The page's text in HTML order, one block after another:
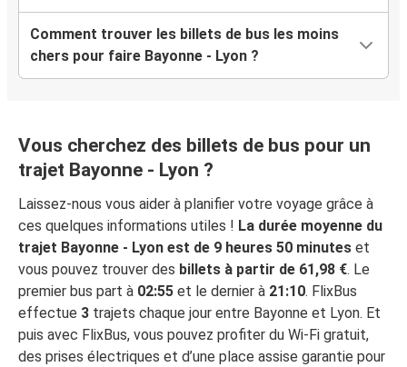
Comment trouver les billets de bus les moins
chers pour faire Bayonne - Lyon ?
Vous cherchez des billets de bus pour un
trajet Bayonne - Lyon ?
Laissez-nous vous aider à planifier votre voyage grâce à
ces quelques informations utiles ! La durée moyenne du
trajet Bayonne - Lyon est de 9 heures 50 minutes et
vous pouvez trouver des billets à partir de 61,98 €. Le
premier bus part à 02:55 et le dernier à 21:10. FlixBus
effectue 3 trajets chaque jour entre Bayonne et Lyon. Et
puis avec FlixBus, vous pouvez profiter du Wi-Fi gratuit,
des prises électriques et d’une place assise garantie pour